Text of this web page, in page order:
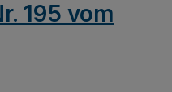
195 vom